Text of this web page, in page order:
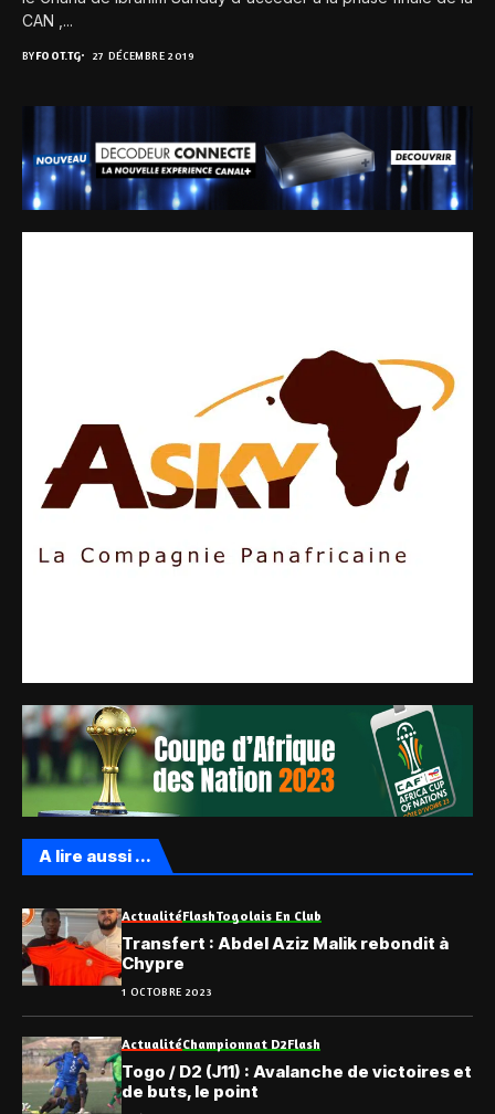
CAN ,...
BYFOOT.TG 27 DÉCEMBRE 2019
A lire aussi ...
ActualitéFlashTogolais En Club
Transfert : Abdel Aziz Malik rebondit à
Chypre
1 OCTOBRE 2023
ActualitéChampionnat D2Flash
Togo / D2 (J11) : Avalanche de victoires et
de buts, le point